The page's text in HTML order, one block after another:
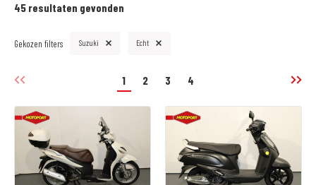
45 resultaten gevonden
Gekozen filters Suzuki Echt
1 2 3 4